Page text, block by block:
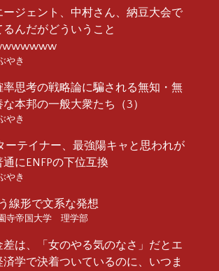
ージェント、中村さん、納豆大会で
るんだがどういうこと
やき
率思考の戦略論に騙される無知・無
本邦の一般大衆たち（3）
やき
ーテイナー、最強陽キャと思われが
にENFPの下位互換
やき
線形で文系な発想
寺帝国大学 理学部
差は、「女のやる気のなさ」だとエ
済学で決着ついているのに、いつま